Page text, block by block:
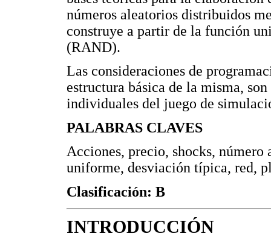
números aleatorios distribuidos
construye a partir de la función
(RAND).
Las consideraciones de
estructura básica de la misma,
individuales del juego de
PALABRAS CLAVES
Acciones, precio, shocks,
uniforme, desviación típica, red,
Clasificación: B
INTRODUCCIÓN